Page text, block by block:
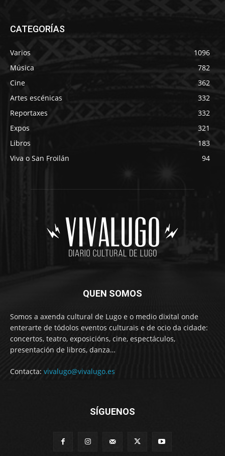
CATEGORÍAS
Varios
1096
Música
782
Cine
362
Artes escénicas
332
Reportaxes
332
Expos
321
Libros
183
Viva o San Froilán
94
QUEN SOMOS
Somos a axenda cultural de Lugo e o medio dixital onde
enterarte de tódolos eventos culturais e de ocio da cidade:
concertos, teatro, exposicións, cine, espectáculos,
presentación de libros, danza…
Contacta: vivalugo@vivalugo.es
SÍGUENOS